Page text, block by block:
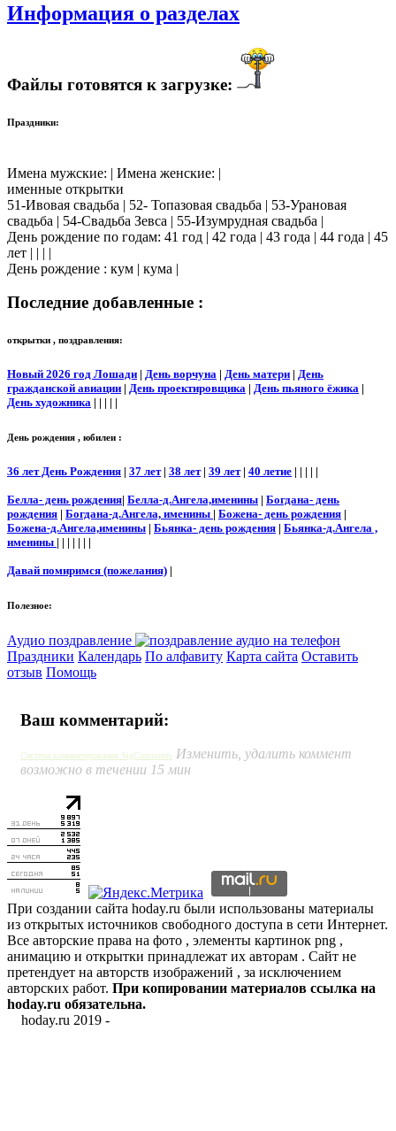
Информация о разделах
Файлы готовятся к загрузке:
Праздники:
Имена мужские: | Имена женские: |
именные открытки
51-Ивовая свадьба | 52- Топазовая свадьба | 53-Урановая
свадьба | 54-Свадьба Зевса | 55-Изумрудная свадьба |
День рождение по годам: 41 год | 42 года | 43 года | 44 года | 45
лет | | | |
День рождение : кум | кума |
Последние добавленные :
открытки , поздравления:
Новый 2026 год Лошади | День ворчуна | День матери | День
гражданской авиации | День проектировщика | День пьяного ёжика |
День художника | | | | |
День рождения , юбилеи :
36 лет День Рождения | 37 лет| 38 лет| 39 лет| 40 летие | | | | |
Белла- день рождения| Белла-д.Ангела,именины | Богдана- день
рождения | Богдана-д.Ангела, именины | Божена- день рождения |
Божена-д.Ангела,именины | Бьянка- день рождения | Бьянка-д.Ангела ,
именины | | | | | | |
Давай помиримся (пожелания) |
Полезное:
Аудио поздравление
Праздники Календарь По алфавиту Карта сайта Оставить
отзыв Помощь
Ваш комментарий:
Система комментирования SigComments Изменить, удалить коммент
возможно в течении 15 мин
При создании сайта hoday.ru были использованы материалы
из открытых источников свободного доступа в сети Интернет.
Все авторские права на фото , элементы картинок png ,
анимацию и открытки принадлежат их авторам . Сайт не
претендует на авторств изображений , за исключением
авторских работ. При копировании материалов ссылка на
hoday.ru обязательна.
hoday.ru 2019 -